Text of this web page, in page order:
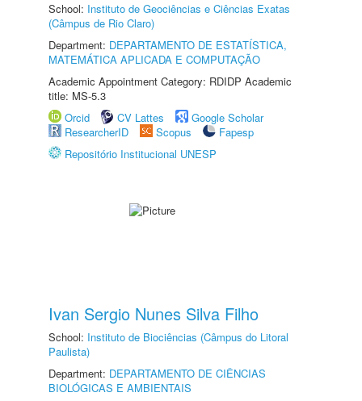
School: Instituto de Geociências e Ciências Exatas
(Câmpus de Rio Claro)
Department: DEPARTAMENTO DE ESTATÍSTICA,
MATEMÁTICA APLICADA E COMPUTAÇÃO
Academic Appointment Category: RDIDP Academic
title: MS-5.3
Orcid
CV Lattes
Google Scholar
ResearcherID
Scopus
Fapesp
Repositório Institucional UNESP
Ivan Sergio Nunes Silva Filho
School: Instituto de Biociências (Câmpus do Litoral
Paulista)
Department: DEPARTAMENTO DE CIÊNCIAS
BIOLÓGICAS E AMBIENTAIS